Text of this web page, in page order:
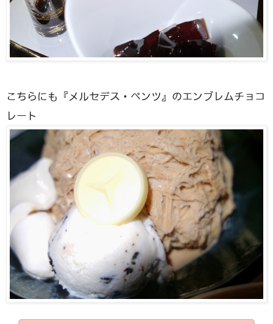
こちらにも『メルセデス・ベンツ』のエンブレムチョコ
レート